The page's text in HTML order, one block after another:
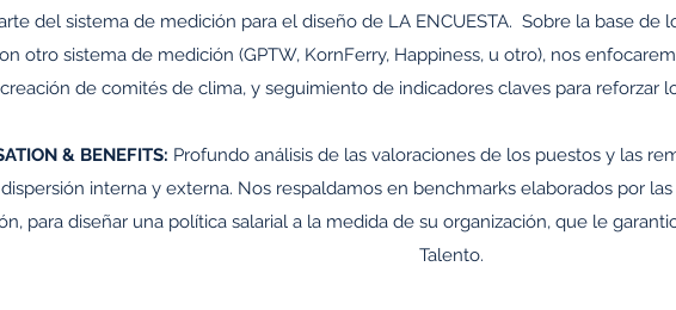
del sistema de medición para el diseño de LA ENCUESTA. Sobre la base de
otro sistema de medición (GPTW, KornFerry, Happiness, u otro), nos
creación de comités de clima, y seguimiento de indicadores claves para reforzar
& BENEFITS: Profundo análisis de las valoraciones de los puestos y las
interna y externa. Nos respaldamos en benchmarks elaborados por
para diseñar una política salarial a la medida de su organización, que le
Talento.